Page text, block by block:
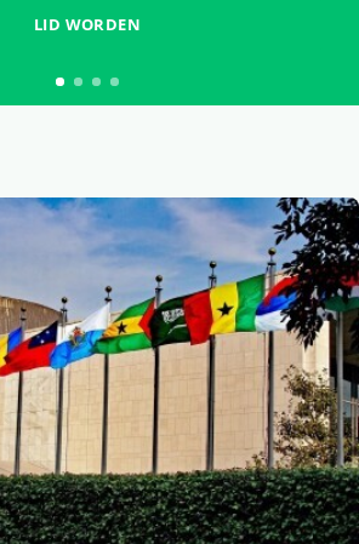
LID WORDEN